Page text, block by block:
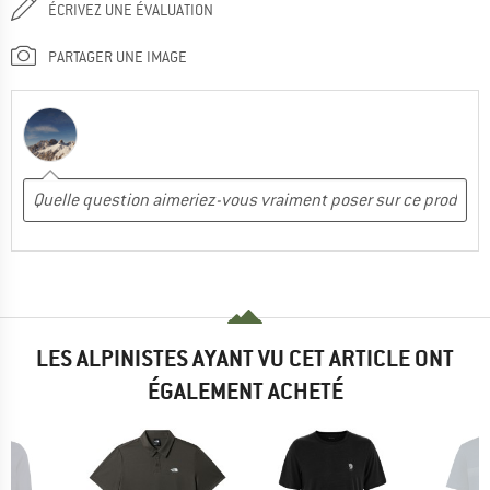
ÉCRIVEZ UNE ÉVALUATION
PARTAGER UNE IMAGE
LES ALPINISTES AYANT VU CET ARTICLE ONT
ÉGALEMENT ACHETÉ